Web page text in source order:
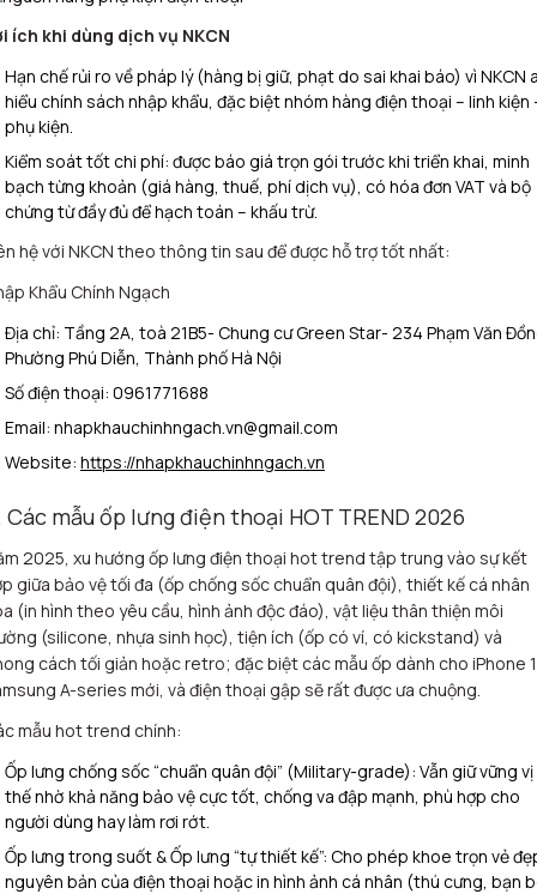
ích khi dùng dịch vụ NKCN
Hạn chế rủi ro về pháp lý (hàng bị giữ, phạt do sai khai báo) vì NKCN
hiểu chính sách nhập khẩu, đặc biệt nhóm hàng điện thoại – linh kiện
phụ kiện.​
Kiểm soát tốt chi phí: được báo giá trọn gói trước khi triển khai, minh
bạch từng khoản (giá hàng, thuế, phí dịch vụ), có hóa đơn VAT và bộ
chứng từ đầy đủ để hạch toán – khấu trừ.
hệ với NKCN theo thông tin sau để được hỗ trợ tốt nhất:
Khẩu Chính Ngạch
Địa chỉ: Tầng 2A, toà 21B5- Chung cư Green Star- 234 Phạm Văn
Phường Phú Diễn, Thành phố Hà Nội
Số điện thoại: 0961771688
Email: nhapkhauchinhngach.vn@gmail.com
Website: https://nhapkhauchinhngach.vn
Các mẫu ốp lưng điện thoại HOT TREND 2026
2025, xu hướng ốp lưng điện thoại hot trend tập trung vào sự kết
giữa bảo vệ tối đa (ốp chống sốc chuẩn quân đội), thiết kế cá nhân
(in hình theo yêu cầu, hình ảnh độc đáo), vật liệu thân thiện môi
(silicone, nhựa sinh học), tiện ích (ốp có ví, có kickstand) và
cách tối giản hoặc retro; đặc biệt các mẫu ốp dành cho iPhone
A-series mới, và điện thoại gập sẽ rất được ưa chuộng.
mẫu hot trend chính:
Ốp lưng chống sốc “chuẩn quân đội” (Military-grade): Vẫn giữ vững vị
thế nhờ khả năng bảo vệ cực tốt, chống va đập mạnh, phù hợp cho
người dùng hay làm rơi rớt.
Ốp lưng trong suốt & Ốp lưng “tự thiết kế”: Cho phép khoe trọn vẻ
nguyên bản của điện thoại hoặc in hình ảnh cá nhân (thú cưng, bạn